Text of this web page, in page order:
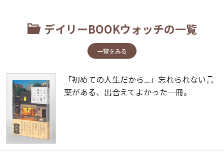
デイリーBOOKウォッチの一覧
一覧をみる
「初めての人生だから...」忘れられない言
葉がある、出合えてよかった一冊。